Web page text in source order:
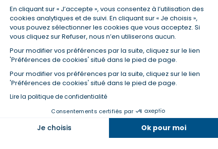
En cliquant sur « J’accepte », vous consentez à l’utilisation des
cookies analytiques et de suivi. En cliquant sur « Je choisis »,
vous pouvez sélectionner les cookies que vous acceptez. Si
vous cliquez sur Refuser, nous n’en utiliserons aucun.
Pour modifier vos préférences par la suite, cliquez sur le lien
'Préférences de cookies' situé dans le pied de page.
Pour modifier vos préférences par la suite, cliquez sur le lien
'Préférences de cookies' situé dans le pied de page.
Lire la politique de confidentialité
Consentements certifiés par
Je choisis Ok pour moi
Dans la même catégorie
ans et non-fumeur, tous deux sans risque médical connu. Au
14/07/2019, coût de l'assurance proposée par la banque 179,08 €/mois
en moyenne contre 64,60 €/mois en moyenne au 14/07/2022 avec
Empruntis.com (TAEA : 0,44 %, coût total de l'assurance : 15 117,65 €).
(3) Taux minimum pour un crédit consommation d'un montant fixé entre
5 000 et 20 000 euros, selon profil et durée.
de la durée de remboursement ainsi que la hausse du coût total du
crédit.
(5) Banques de réseau, mutualistes, spécialisées, directions
Mutuelles, compagnies et courtiers d'assurances. Selon votre profil et
(6) Banques de réseau, mutualistes, spécialisées, directions
régionales, organismes de crédit, selon votre profil et votre demande.